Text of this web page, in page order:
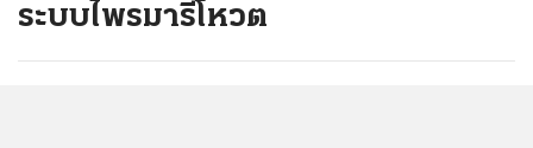
ระบบไพรมารีโหวต